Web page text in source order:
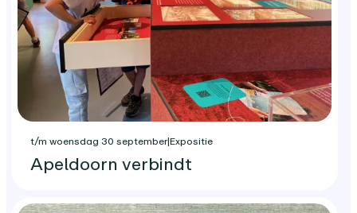
t/m woensdag 30 september|Expositie
Apeldoorn verbindt